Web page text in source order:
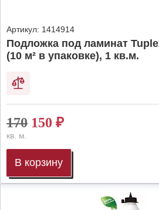
Артикул: 1414914
Подложка под ламинат
(10 м² в упаковке), 1 кв.м.
170 150 ₽
кв. м.
В корзину